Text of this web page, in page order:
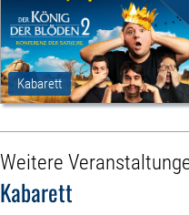
Kabarett
Weitere
Kabarett